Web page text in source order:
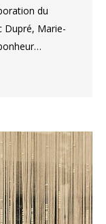
du
Dupré, Marie-